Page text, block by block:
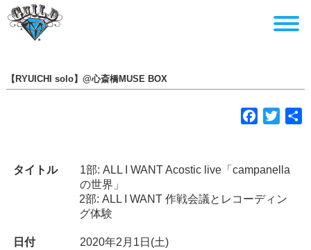
【RYUICHI solo】@心斎橋MUSE BOX
e
o
t
e
タイトル
1部: ALL I WANT Acostic live「campanella
の世界」
2部: ALL I WANT 作戦会議とレコーディン
グ体験
日付 2020年2月1日(土)